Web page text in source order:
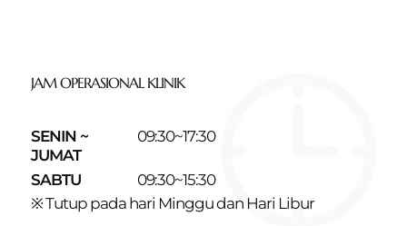
JAM OPERASIONAL KLINIK
SENIN ~
JUMAT
09:30~17:30
SABTU
09:30~15:30
※ Tutup pada hari Minggu dan Hari Libur